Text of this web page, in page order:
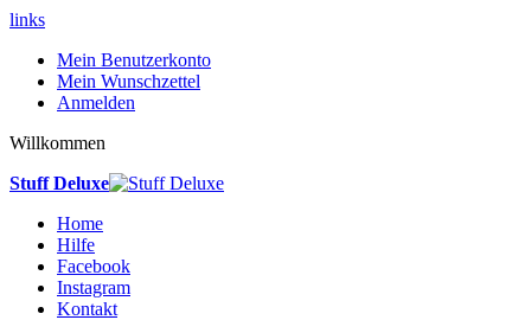
links
Mein Benutzerkonto
Mein Wunschzettel
Anmelden
Willkommen
Stuff Deluxe
Home
Hilfe
Facebook
Instagram
Kontakt